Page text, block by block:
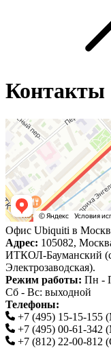
Контакты
Офис Ubiquiti в
Адрес: 105082,
ИТКОЛ-Бауманский
Электрозаводская).
Режим работы: Пн -
Сб - Вс: выходной
Телефоны:
+7 (495) 15-15-155
+7 (495) 00-61-342
+7 (812) 22-00-812